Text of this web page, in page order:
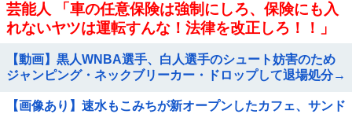
芸能人 「車の任意保険は強制にしろ、保険にも入
れないヤツは運転すんな！法律を改正しろ！！」
【動画】黒人WNBA選手、白人選手のシュート妨害のため
ジャンピング・ネックブリーカー・ドロップして退場処分→
【画像あり】速水もこみちが新オープンしたカフェ、サンド